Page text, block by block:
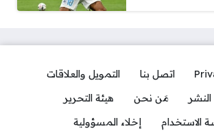
اتصل بنا
التمويل والعلاقات
مَن نحن
هيئة التحرير
الاستخدام
إخلاء المسؤولية